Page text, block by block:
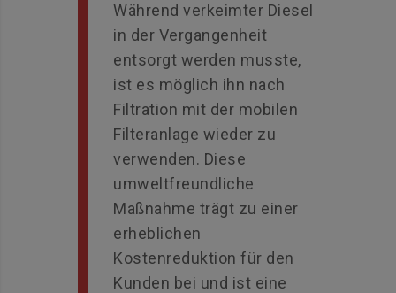
Während verkeimter Diesel
in der Vergangenheit
entsorgt werden musste,
ist es möglich ihn nach
Filtration mit der mobilen
Filteranlage wieder zu
verwenden. Diese
umweltfreundliche
Maßnahme trägt zu einer
erheblichen
Kostenreduktion für den
Kunden bei und ist eine